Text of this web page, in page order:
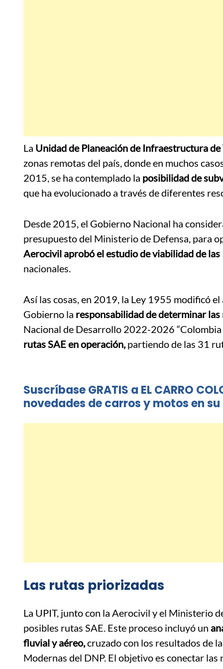
La Unidad de Planeación de Infraestructura
zonas remotas del país, donde en muchos
2015, se ha contemplado la posibilidad de
que ha evolucionado a través de diferentes
Desde 2015, el Gobierno Nacional ha
presupuesto del Ministerio de Defensa, para
Aerocivil aprobó el estudio de viabilidad de las
nacionales.
Así las cosas, en 2019, la Ley 1955 modificó
Gobierno la responsabilidad de determinar
Nacional de Desarrollo 2022-2026
rutas SAE en operación,partiendo de las 31
Suscríbase GRATIS a EL CARRO
novedades de carros y motos en
Las rutas priorizadas
La UPIT, junto con la Aerocivil y el Ministerio
posibles rutas SAE. Este proceso incluyó un
fluvial y aéreo,cruzado con los resultados de
Modernas del DNP. El objetivo es conectar